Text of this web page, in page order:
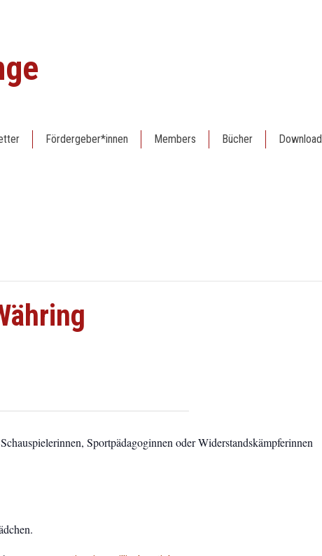
Fördergeber*innen Members Bücher Download
Sportpädagoginnen oder Widerstandskämpferinnen